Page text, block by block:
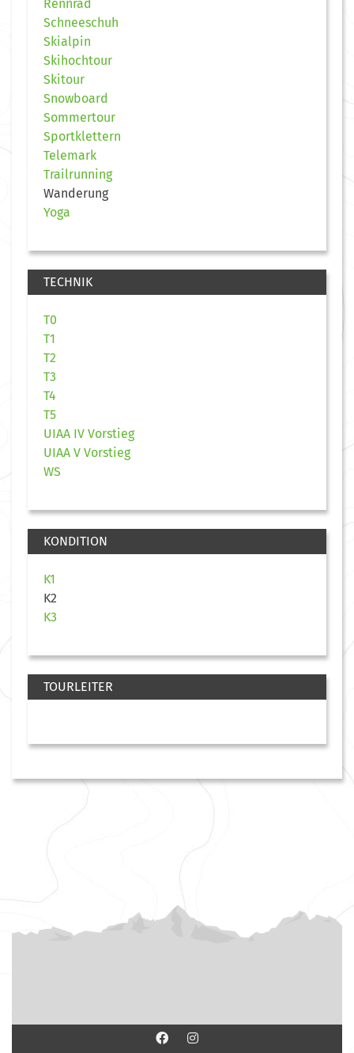
Rennrad
Schneeschuh
Skialpin
Skihochtour
Skitour
Snowboard
Sommertour
Sportklettern
Telemark
Trailrunning
Wanderung
Yoga
TECHNIK
T0
T1
T2
T3
T4
T5
UIAA IV Vorstieg
UIAA V Vorstieg
WS
KONDITION
K1
K2
K3
TOURLEITER